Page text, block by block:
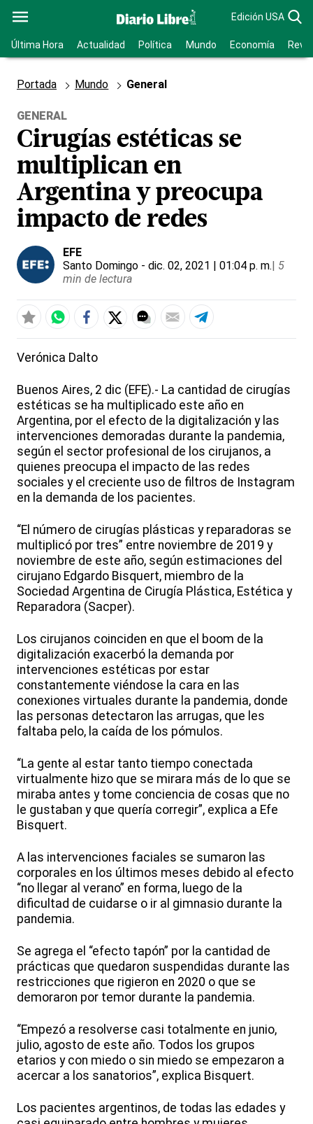
Edición USA
Última Hora Actualidad Política Mundo Economía
Portada Mundo General
GENERAL
Cirugías estéticas se
multiplican en
Argentina y preocupa
impacto de redes
EFE
Santo Domingo - dic. 02, 2021 | 01:04 p. m.| 5
min de lectura
Verónica Dalto
Buenos Aires, 2 dic (EFE).- La cantidad de cirugías
estéticas se ha multiplicado este año en
Argentina, por el efecto de la digitalización y las
intervenciones demoradas durante la pandemia,
según el sector profesional de los cirujanos, a
quienes preocupa el impacto de las redes
sociales y el creciente uso de filtros de Instagram
en la demanda de los pacientes.
“El número de cirugías plásticas y reparadoras se
multiplicó por tres” entre noviembre de 2019 y
noviembre de este año, según estimaciones del
cirujano Edgardo Bisquert, miembro de la
Sociedad Argentina de Cirugía Plástica, Estética y
Reparadora (Sacper).
Los cirujanos coinciden en que el boom de la
digitalización exacerbó la demanda por
intervenciones estéticas por estar
constantemente viéndose la cara en las
conexiones virtuales durante la pandemia, donde
las personas detectaron las arrugas, que les
faltaba pelo, la caída de los pómulos.
“La gente al estar tanto tiempo conectada
virtualmente hizo que se mirara más de lo que se
miraba antes y tome conciencia de cosas que no
le gustaban y que quería corregir”, explica a Efe
Bisquert.
A las intervenciones faciales se sumaron las
corporales en los últimos meses debido al efecto
“no llegar al verano” en forma, luego de la
dificultad de cuidarse o ir al gimnasio durante la
pandemia.
Se agrega el “efecto tapón” por la cantidad de
prácticas que quedaron suspendidas durante las
restricciones que rigieron en 2020 o que se
demoraron por temor durante la pandemia.
“Empezó a resolverse casi totalmente en junio,
julio, agosto de este año. Todos los grupos
etarios y con miedo o sin miedo se empezaron a
acercar a los sanatorios”, explica Bisquert.
Los pacientes argentinos, de todas las edades y